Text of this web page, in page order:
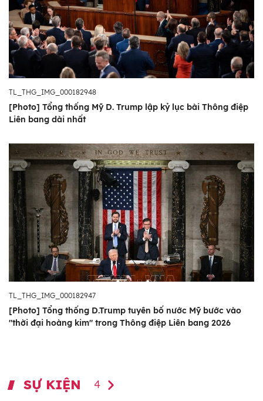
bày chương trình nghị sự chính trị của mình
trước Quốc hội và công chúng. Cả hai viện
của Quốc hội, các thẩm phán Tòa án Tối cao,
lãnh đạo quân đội và nội các tổng thống
thường tham dự bài phát biểu này.
TL_THG_IMG_000182948
[Photo] Tổng thống Mỹ D. Trump lập kỷ lục bài Thông điệp
Liên bang dài nhất
TL_THG_IMG_000182947
[Photo] Tổng thống D.Trump tuyên bố nước Mỹ bước vào
"thời đại hoàng kim" trong Thông điệp Liên bang 2026
SỰ KIỆN 4